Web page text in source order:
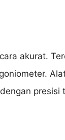
akurat.
dengan presisi